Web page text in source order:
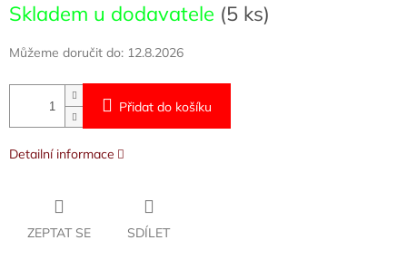
cena:
Skladem u dodavatele (5 ks)
Můžeme doručit do: 12.8.2026
Přidat do košíku
Detailní informace
ZEPTAT SE SDÍLET